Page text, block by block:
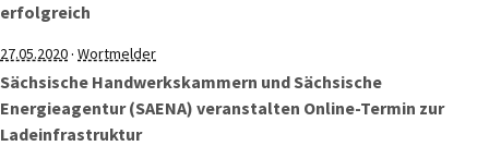
erfolgreich
27.05.2020· Wortmelder
Sächsische Handwerkskammern und Sächsische
Energieagentur (SAENA) veranstalten Online-Termin zur
Ladeinfrastruktur